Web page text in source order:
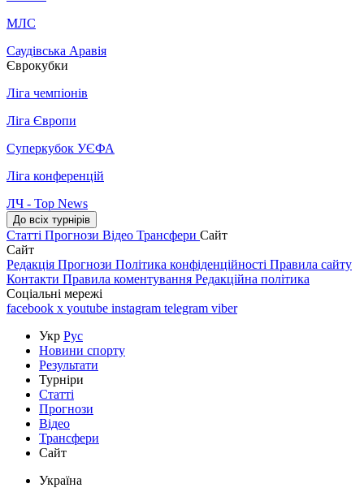
МЛС
Саудівська Аравія
Єврокубки
Ліга чемпіонів
Ліга Європи
Суперкубок УЄФА
Ліга конференцій
ЛЧ - Top News
До всіх турнірів
Статті Прогнози Відео Трансфери Сайт
Сайт
Редакція Прогнози Політика конфіденційності Правила сайту
Контакти Правила коментування Редакційна політика
Соціальні мережі
facebook x youtube instagram telegram viber
Укр Рус
Новини спорту
Результати
Турніри
Статті
Прогнози
Відео
Трансфери
Сайт
Україна